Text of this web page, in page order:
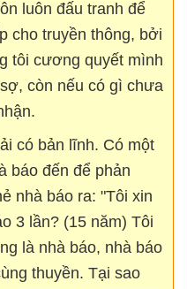
luôn đấu tranh để
cho truyền thông, bởi
tôi cương quyết mình
còn nếu có gì chưa
có bản lĩnh. Có một
báo đến để phản
nhà báo ra: "Tôi xin
3 lần? (15 năm) Tôi
là nhà báo, nhà báo
thuyền. Tại sao